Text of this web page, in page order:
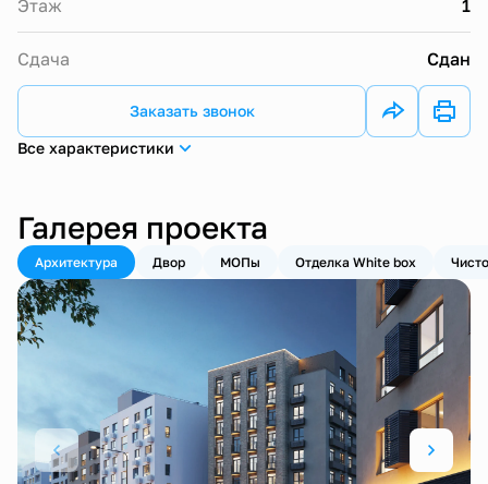
Этаж 1
Сдача Сдан
Заказать звонок
Все характеристики
Галерея проекта
Архитектура Двор МОПы Отделка White box